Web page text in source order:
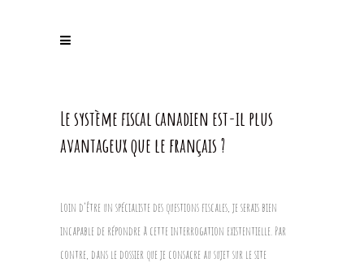
Le système fiscal canadien est-il plus
avantageux que le français ?
Loin d’être un spécialiste des questions fiscales, je serais bien
incapable de répondre à cette interrogation existentielle. Par
contre, dans le dossier que je consacre au sujet sur le site